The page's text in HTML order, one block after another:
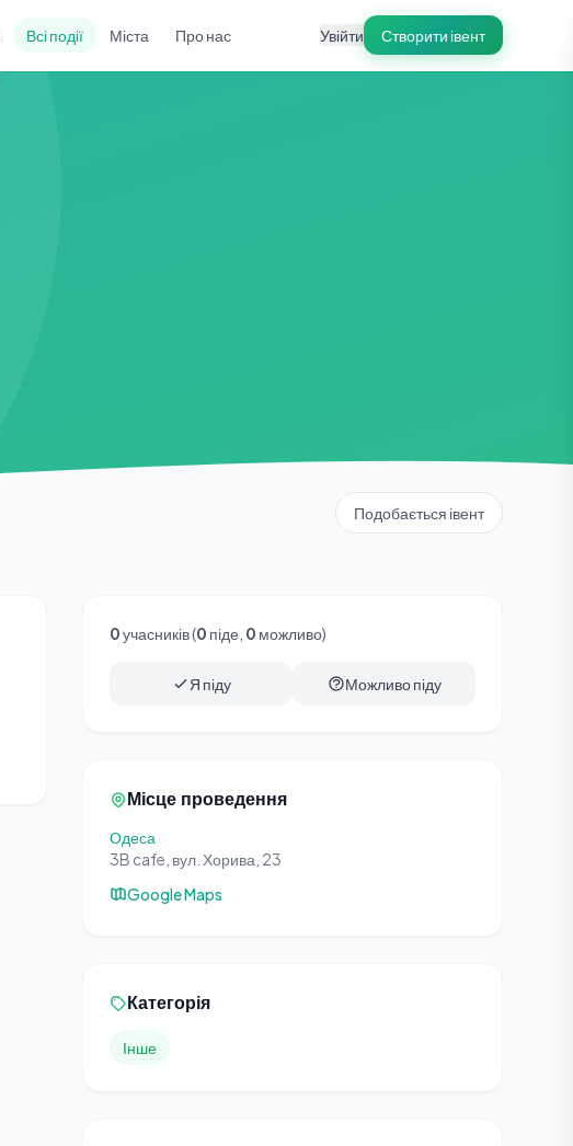
Всі події Міста Про нас Увійти Створити івент
Подобається івент
0учасників (0 піде, 0 можливо)
Я піду Можливо піду
Місце проведення
Одеса
3B cafe, вул. Хорива, 23
Google Maps
Категорія
Інше